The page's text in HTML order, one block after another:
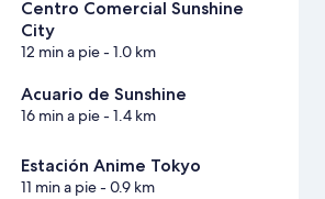
Centro Comercial Sunshine
City
12 min a pie- 1.0 km
Acuario de Sunshine
16 min a pie- 1.4 km
Estación Anime Tokyo
11 min a pie- 0.9 km